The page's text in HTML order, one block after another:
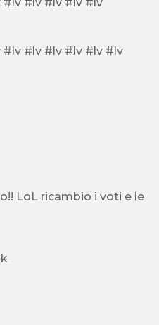
#lv #lv #lv #lv #lv #lv #lv #lv #lv #lv
#lv #lv #lv #lv #lv #lv #lv #lv #lv #lv #lv
LoL ricambio i voti e le
#ok